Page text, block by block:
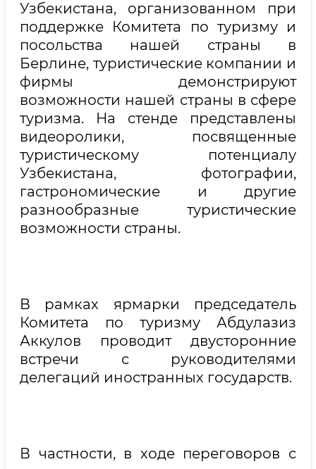
Узбекистана, организованном при
поддержке Комитета по туризму и
посольства нашей страны в
Берлине, туристические компании и
фирмы демонстрируют
возможности нашей страны в сфере
туризма. На стенде представлены
видеоролики, посвященные
туристическому потенциалу
Узбекистана, фотографии,
гастрономические и другие
разнообразные туристические
возможности страны.
В рамках ярмарки председатель
Комитета по туризму Абдулазиз
Аккулов проводит двусторонние
встречи с руководителями
делегаций иностранных государств.
В частности, в ходе переговоров с